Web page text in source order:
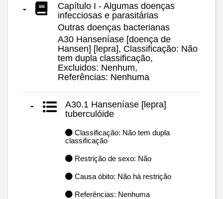
-
Capítulo I - Algumas doenças
infecciosas e parasitárias
Outras doenças bacterianas
A30 Hanseníase [doença de
Hansen] [lepra], Classificação: Não
tem dupla classificação,
Excluidos: Nenhum,
Referências: Nenhuma
-
A30.1 Hanseníase [lepra]
tuberculóide
Classificação: Não tem dupla
classificação
Restrição de sexo: Não
Causa óbito: Não há restrição
Referências: Nenhuma